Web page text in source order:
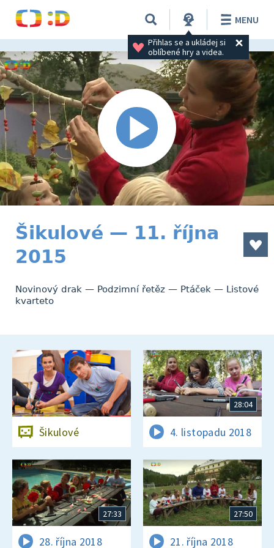
Přihlas se a ukládej si
oblíbené hry a videa.
MENU
Šikulové — 11. října
2015
Novinový drak — Podzimní řetěz — Ptáček — Listové
kvarteto
Šikulové
28:04
4. listopadu 2018
27:33
28. října 2018
27:50
21. října 2018